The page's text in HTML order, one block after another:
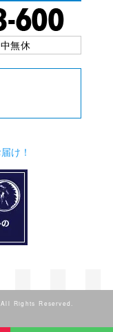
無休
け！
All Rights Reserved.